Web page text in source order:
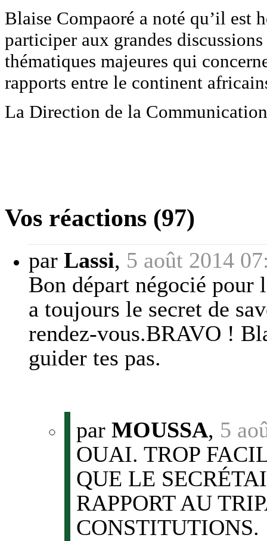
Blaise Compaoré a noté qu’il est
participer aux grandes
thématiques majeures qui
rapports entre le continent
La Direction de la
Vos réactions (97)
par Lassi, 5 août 2014
Bon départ négocié pour
a toujours le secret de
rendez-vous.BRAVO !
guider tes pas.
par MOUSSA, 5
OUAI. TROP
QUE LE
RAPPORT AU
CONSTITUTIONS.